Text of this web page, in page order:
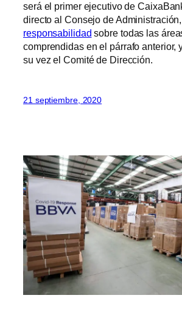
será el primer ejecutivo de
directo al Consejo de
responsabilidad sobre todas las
comprendidas en el párrafo anterior,
su vez el Comité de Dirección.
21 septiembre, 2020